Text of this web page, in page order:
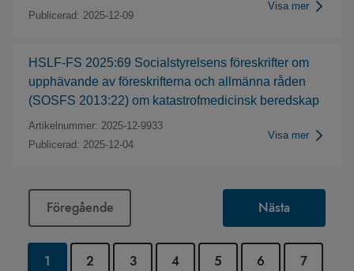
Publicerad: 2025-12-09
Visa mer
HSLF-FS 2025:69 Socialstyrelsens föreskrifter om
upphävande av föreskrifterna och allmänna råden
(SOSFS 2013:22) om katastrofmedicinsk beredskap
Artikelnummer: 2025-12-9933
Publicerad: 2025-12-04
Visa mer
Föregående
1 2 3 4 5 6 7
Nästa